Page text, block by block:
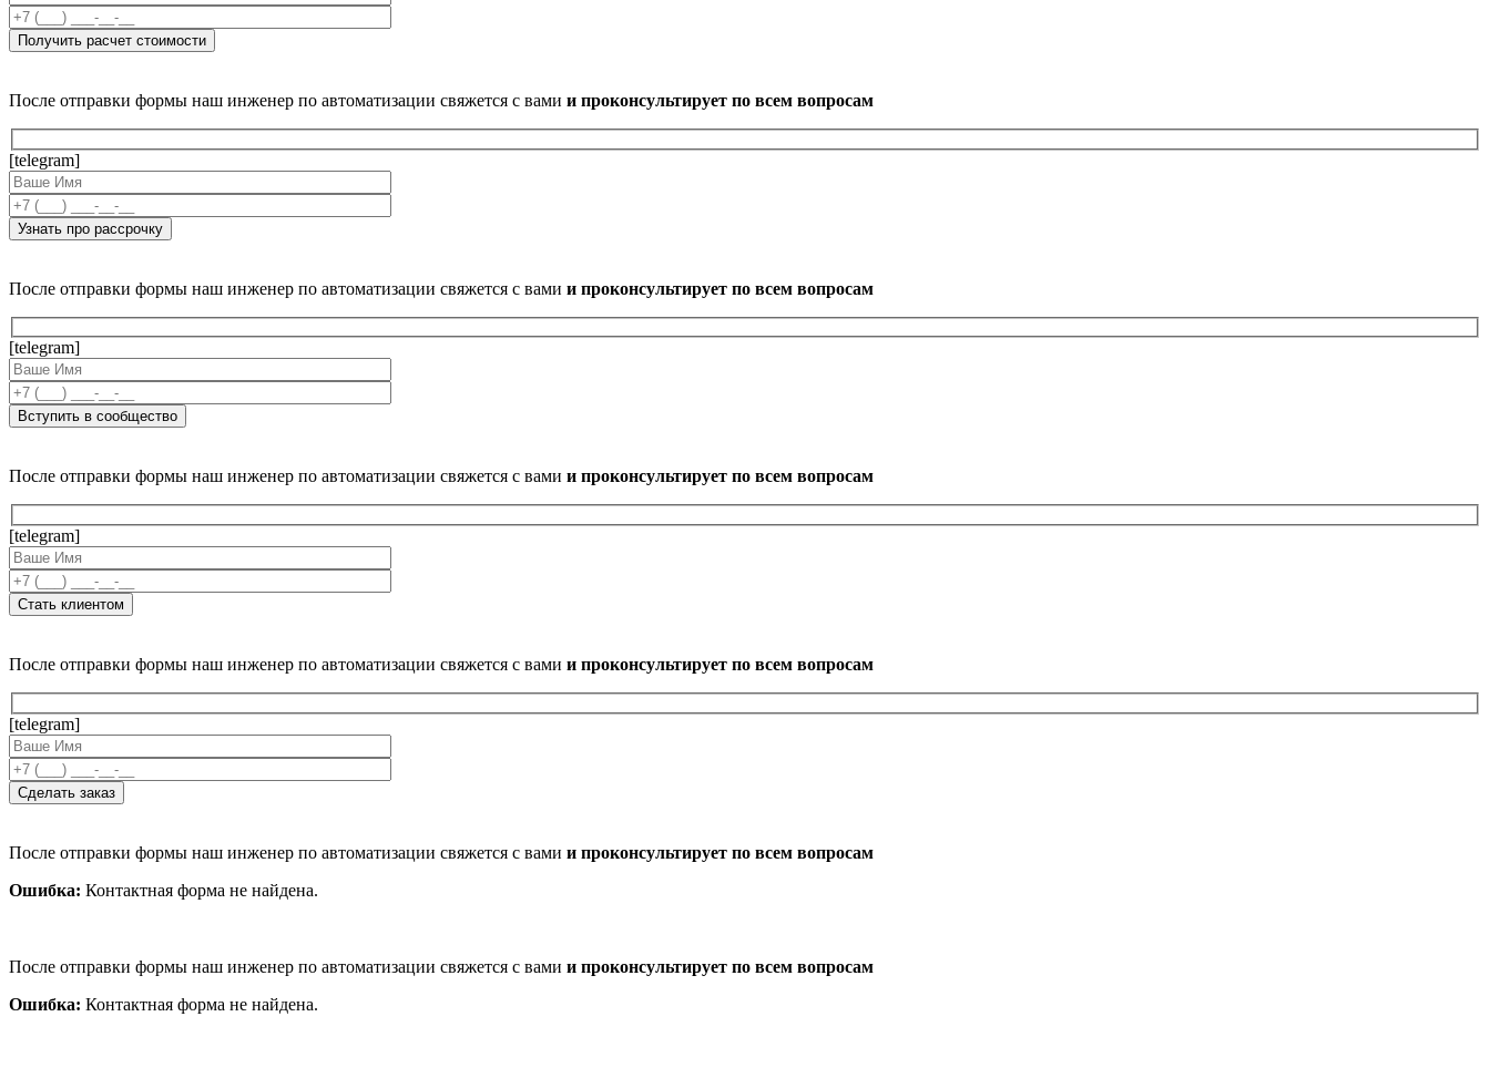
После отправки формы наш инженер по автоматизации свяжется с вами и проконсультирует по всем вопросам
[telegram]
После отправки формы наш инженер по автоматизации свяжется с вами и проконсультирует по всем вопросам
[telegram]
После отправки формы наш инженер по автоматизации свяжется с вами и проконсультирует по всем вопросам
[telegram]
После отправки формы наш инженер по автоматизации свяжется с вами и проконсультирует по всем вопросам
[telegram]
После отправки формы наш инженер по автоматизации свяжется с вами и проконсультирует по всем вопросам
Ошибка: Контактная форма не найдена.
После отправки формы наш инженер по автоматизации свяжется с вами и проконсультирует по всем вопросам
Ошибка: Контактная форма не найдена.